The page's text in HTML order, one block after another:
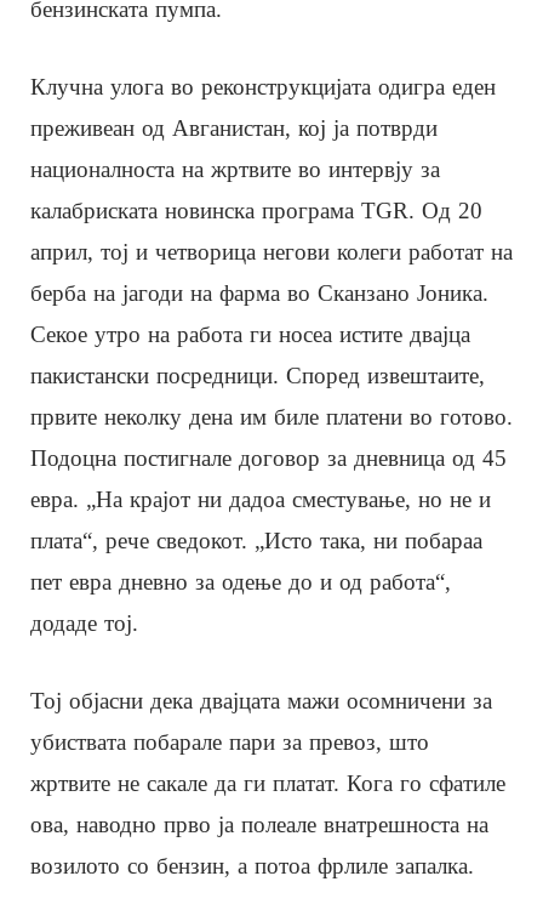
бензинската пумпа.
Клучна улога во реконструкцијата одигра еден
преживеан од Авганистан, кој ја потврди
националноста на жртвите во интервју за
калабриската новинска програма TGR. Од 20
април, тој и четворица негови колеги работат на
берба на јагоди на фарма во Сканзано Јоника.
Секое утро на работа ги носеа истите двајца
пакистански посредници. Според извештаите,
првите неколку дена им биле платени во готово.
Подоцна постигнале договор за дневница од 45
евра. „На крајот ни дадоа сместување, но не и
плата“, рече сведокот. „Исто така, ни побараа
пет евра дневно за одење до и од работа“,
додаде тој.
Тој објасни дека двајцата мажи осомничени за
убиствата побарале пари за превоз, што
жртвите не сакале да ги платат. Кога го сфатиле
ова, наводно прво ја полеале внатрешноста на
возилото со бензин, а потоа фрлиле запалка.